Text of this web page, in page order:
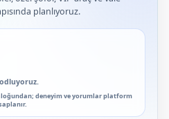
planlıyoruz.
yoru
deneyim ve yorumlar platform
hizmet deneyimi; 91 platform genelinde